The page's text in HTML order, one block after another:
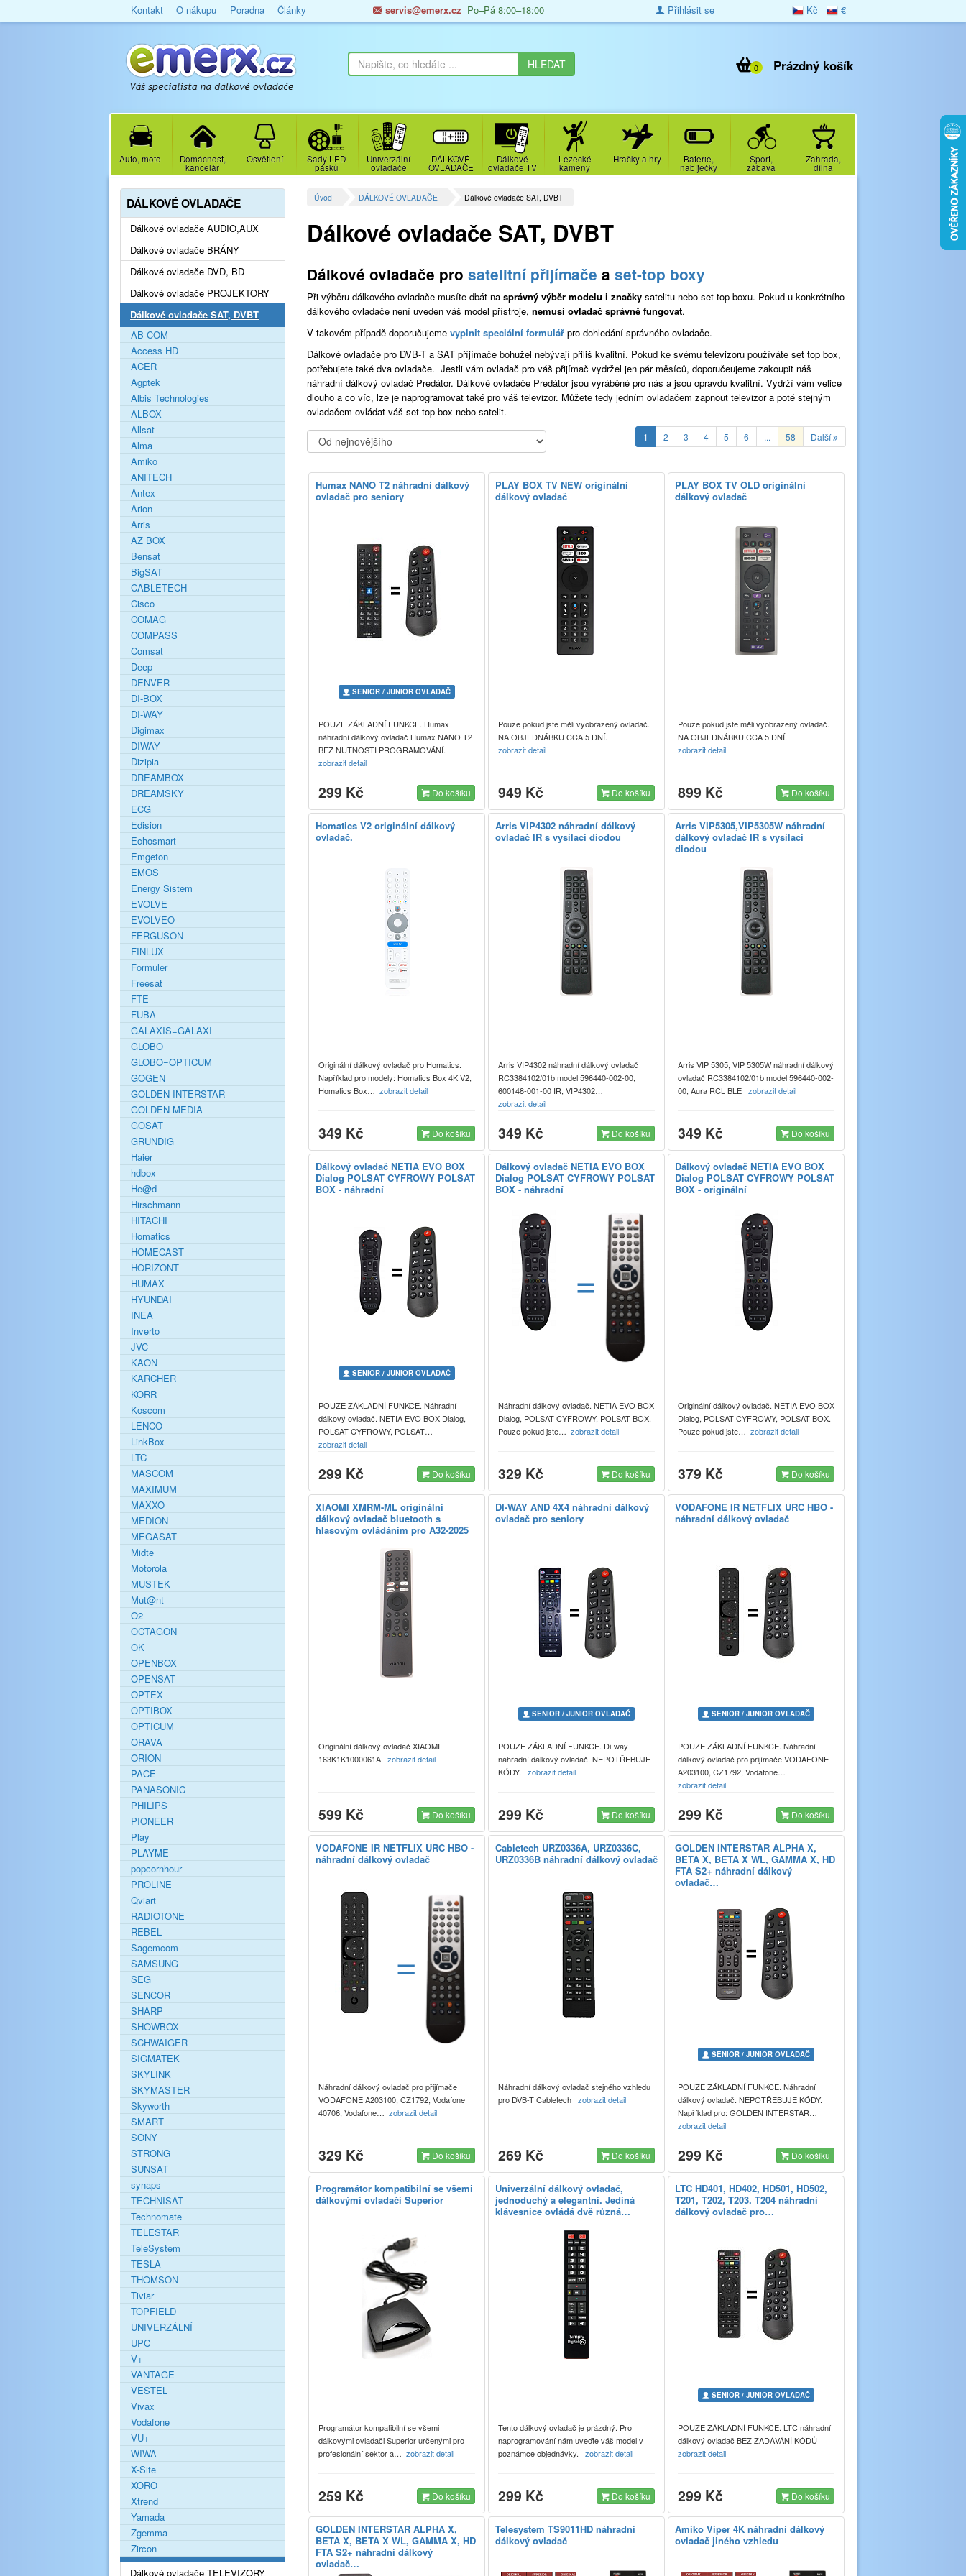
Kontakt O nákupu Poradna Články servis@emerx.cz Po–Pá 8:00–18:00 Kč €
Přihlásit se
Prázdný košík
0
Auto, moto Domácnost,
kancelář
Osvětlení Sady LED
pásků
Univerzální
ovladače
DÁLKOVÉ
OVLADAČE
Dálkové
ovladače TV
Lezecké
kameny
Hračky a hry Baterie,
nabíječky
Sport,
zábava
Zahrada,
dílna
Úvod DÁLKOVÉ OVLADAČE Dálkové ovladače SAT, DVBT
Dálkové ovladače SAT, DVBT
Dálkové ovladače pro satelitní přijímače a set-top boxy
Při výběru dálkového ovladače musíte dbát na správný výběr modelu i značky satelitu nebo set-top boxu. Pokud u konkrétního
dálkového ovladače není uveden váš model přístroje, nemusí ovladač správně fungovat.
V takovém případě doporučujeme vyplnit speciální formulář pro dohledání správného ovladače.
Dálkové ovladače pro DVB-T a SAT příjímače bohužel nebývají přiliš kvalitní. Pokud ke svému televizoru používáte set top box,
potřebujete také dva ovladače. Jestli vám ovladač pro váš přijímač vydržel jen pár měsíců, doporučeujeme zakoupit náš
náhradní dálkový ovladač Predátor. Dálkové ovladače Predátor jsou vyráběné pro nás a jsou opravdu kvalitní. Vydrží vám velice
dlouho a co víc, lze je naprogramovat také pro váš televizor. Můžete tedy jedním ovladačem zapnout televizor a poté stejným
ovladačem ovládat váš set top box nebo satelit.
1 2 3 4 5 6 ... 58 Další
Humax NANO T2 náhradní dálkový
ovladač pro seniory
SENIOR / JUNIOR OVLADAČ
POUZE ZÁKLADNÍ FUNKCE. Humax
náhradní dálkový ovladač Humax NANO T2
BEZ NUTNOSTI PROGRAMOVÁNÍ.
zobrazit detail
299 Kč Do košíku
PLAY BOX TV NEW originální
dálkový ovladač
Pouze pokud jste měli vyobrazený ovladač.
NA OBJEDNÁBKU CCA 5 DNÍ.
zobrazit detail
949 Kč Do košíku
PLAY BOX TV OLD originální
dálkový ovladač
Pouze pokud jste měli vyobrazený ovladač.
NA OBJEDNÁBKU CCA 5 DNÍ.
zobrazit detail
899 Kč Do košíku
Homatics V2 originální dálkový
ovladač.
Originální dálkový ovladač pro Homatics.
Například pro modely: Homatics Box 4K V2,
Homatics Box… zobrazit detail
349 Kč Do košíku
Arris VIP4302 náhradní dálkový
ovladač IR s vysílací diodou
Arris VIP4302 náhradní dálkový ovladač
RC3384102/01b model 596440-002-00,
600148-001-00 IR, VIP4302…
zobrazit detail
349 Kč Do košíku
Arris VIP5305,VIP5305W náhradní
dálkový ovladač IR s vysílací
diodou
Arris VIP 5305, VIP 5305W náhradní dálkový
ovladač RC3384102/01b model 596440-002-
00, Aura RCL BLE zobrazit detail
349 Kč Do košíku
Dálkový ovladač NETIA EVO BOX
Dialog POLSAT CYFROWY POLSAT
BOX - náhradní
SENIOR / JUNIOR OVLADAČ
POUZE ZÁKLADNÍ FUNKCE. Náhradní
dálkový ovladač. NETIA EVO BOX Dialog,
POLSAT CYFROWY, POLSAT…
zobrazit detail
299 Kč Do košíku
Dálkový ovladač NETIA EVO BOX
Dialog POLSAT CYFROWY POLSAT
BOX - náhradní
=
Náhradní dálkový ovladač. NETIA EVO BOX
Dialog, POLSAT CYFROWY, POLSAT BOX.
Pouze pokud jste… zobrazit detail
329 Kč Do košíku
Dálkový ovladač NETIA EVO BOX
Dialog POLSAT CYFROWY POLSAT
BOX - originální
Originální dálkový ovladač. NETIA EVO BOX
Dialog, POLSAT CYFROWY, POLSAT BOX.
Pouze pokud jste… zobrazit detail
379 Kč Do košíku
XIAOMI XMRM-ML originální
dálkový ovladač bluetooth s
hlasovým ovládáním pro A32-2025
Originální dálkový ovladač XIAOMI
163K1K1000061A zobrazit detail
599 Kč Do košíku
DI-WAY AND 4X4 náhradní dálkový
ovladač pro seniory
SENIOR / JUNIOR OVLADAČ
POUZE ZÁKLADNÍ FUNKCE. Di-way
náhradní dálkový ovladač. NEPOTŘEBUJE
KÓDY. zobrazit detail
299 Kč Do košíku
VODAFONE IR NETFLIX URC HBO -
náhradní dálkový ovladač
SENIOR / JUNIOR OVLADAČ
POUZE ZÁKLADNÍ FUNKCE. Náhradní
dálkový ovladač pro přijímače VODAFONE
A203100, CZ1792, Vodafone…
zobrazit detail
299 Kč Do košíku
VODAFONE IR NETFLIX URC HBO -
náhradní dálkový ovladač
=
Náhradní dálkový ovladač pro přijímače
VODAFONE A203100, CZ1792, Vodafone
40706, Vodafone… zobrazit detail
329 Kč Do košíku
Cabletech URZ0336A, URZ0336C,
URZ0336B náhradní dálkový ovladač
Náhradní dálkový ovladač stejného vzhledu
pro DVB-T Cabletech zobrazit detail
269 Kč Do košíku
GOLDEN INTERSTAR ALPHA X,
BETA X, BETA X WL, GAMMA X, HD
FTA S2+ náhradní dálkový
ovladač…
SENIOR / JUNIOR OVLADAČ
POUZE ZÁKLADNÍ FUNKCE. Náhradní
dálkový ovladač. NEPOTŘEBUJE KÓDY.
Například pro: GOLDEN INTERSTAR…
zobrazit detail
299 Kč Do košíku
Programátor kompatibilní se všemi
dálkovými ovladači Superior
Programátor kompatibilní se všemi
dálkovými ovladači Superior určenými pro
profesionální sektor a… zobrazit detail
259 Kč Do košíku
Univerzální dálkový ovladač,
jednoduchý a elegantní. Jediná
klávesnice ovládá dvě různá…
Tento dálkový ovladač je prázdný. Pro
naprogramování nám uveďte váš model v
poznámce objednávky. zobrazit detail
299 Kč Do košíku
LTC HD401, HD402, HD501, HD502,
T201, T202, T203. T204 náhradní
dálkový ovladač pro…
SENIOR / JUNIOR OVLADAČ
POUZE ZÁKLADNÍ FUNKCE. LTC náhradní
dálkový ovladač BEZ ZADÁVÁNÍ KÓDŮ
zobrazit detail
299 Kč Do košíku
GOLDEN INTERSTAR ALPHA X,
BETA X, BETA X WL, GAMMA X, HD
FTA S2+ náhradní dálkový
ovladač…
Telesystem TS9011HD náhradní
dálkový ovladač
Amiko Viper 4K náhradní dálkový
ovladač jiného vzhledu
DÁLKOVÉ OVLADAČE
Dálkové ovladače AUDIO,AUX
Dálkové ovladače BRÁNY
Dálkové ovladače DVD, BD
Dálkové ovladače PROJEKTORY
Dálkové ovladače SAT, DVBT
AB-COM
Access HD
ACER
Agptek
Albis Technologies
ALBOX
Allsat
Alma
Amiko
ANITECH
Antex
Arion
Arris
AZ BOX
Bensat
BigSAT
CABLETECH
Cisco
COMAG
COMPASS
Comsat
Deep
DENVER
DI-BOX
DI-WAY
Digimax
DIWAY
Dizipia
DREAMBOX
DREAMSKY
ECG
Edision
Echosmart
Emgeton
EMOS
Energy Sistem
EVOLVE
EVOLVEO
FERGUSON
FINLUX
Formuler
Freesat
FTE
FUBA
GALAXIS=GALAXI
GLOBO
GLOBO=OPTICUM
GOGEN
GOLDEN INTERSTAR
GOLDEN MEDIA
GOSAT
GRUNDIG
Haier
hdbox
He@d
Hirschmann
HITACHI
Homatics
HOMECAST
HORIZONT
HUMAX
HYUNDAI
INEA
Inverto
JVC
KAON
KARCHER
KORR
Koscom
LENCO
LinkBox
LTC
MASCOM
MAXIMUM
MAXXO
MEDION
MEGASAT
Midte
Motorola
MUSTEK
Mut@nt
O2
OCTAGON
OK
OPENBOX
OPENSAT
OPTEX
OPTIBOX
OPTICUM
ORAVA
ORION
PACE
PANASONIC
PHILIPS
PIONEER
Play
PLAYME
popcornhour
PROLINE
Qviart
RADIOTONE
REBEL
Sagemcom
SAMSUNG
SEG
SENCOR
SHARP
SHOWBOX
SCHWAIGER
SIGMATEK
SKYLINK
SKYMASTER
Skyworth
SMART
SONY
STRONG
SUNSAT
synaps
TECHNISAT
Technomate
TELESTAR
TeleSystem
TESLA
THOMSON
Tiviar
TOPFIELD
UNIVERZÁLNÍ
UPC
V+
VANTAGE
VESTEL
Vivax
Vodafone
VU+
WIWA
X-Site
XORO
Xtrend
Yamada
Zgemma
Zircon
Dálkové ovladače TELEVIZORY